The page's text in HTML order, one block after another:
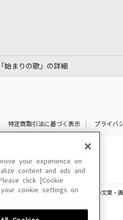
「始まりの歌」の詳細
特定商取引法に基づく表示
プライバ
このサイトに掲載されている一切の文章・
your experience on
content and ads and
click [Cookie
cookie settings on